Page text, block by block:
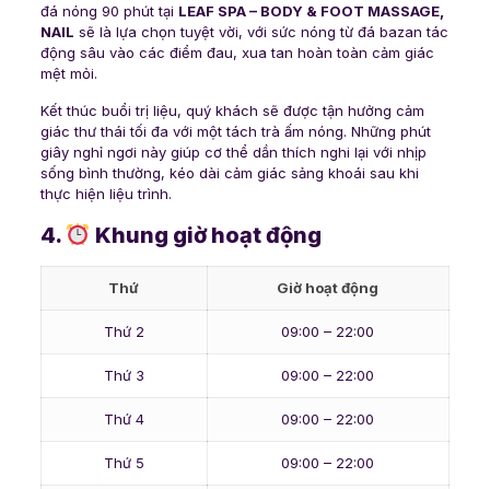
đá nóng 90 phút tại LEAF SPA – BODY & FOOT MASSAGE,
NAIL sẽ là lựa chọn tuyệt vời, với sức nóng từ đá bazan tác
động sâu vào các điểm đau, xua tan hoàn toàn cảm giác
mệt mỏi.
Kết thúc buổi trị liệu, quý khách sẽ được tận hưởng cảm
giác thư thái tối đa với một tách trà ấm nóng. Những phút
giây nghỉ ngơi này giúp cơ thể dần thích nghi lại với nhịp
sống bình thường, kéo dài cảm giác sảng khoái sau khi
thực hiện liệu trình.
4. Khung giờ hoạt động
Thứ Giờ hoạt động
Thứ 2 09:00 – 22:00
Thứ 3 09:00 – 22:00
Thứ 4 09:00 – 22:00
Thứ 5 09:00 – 22:00